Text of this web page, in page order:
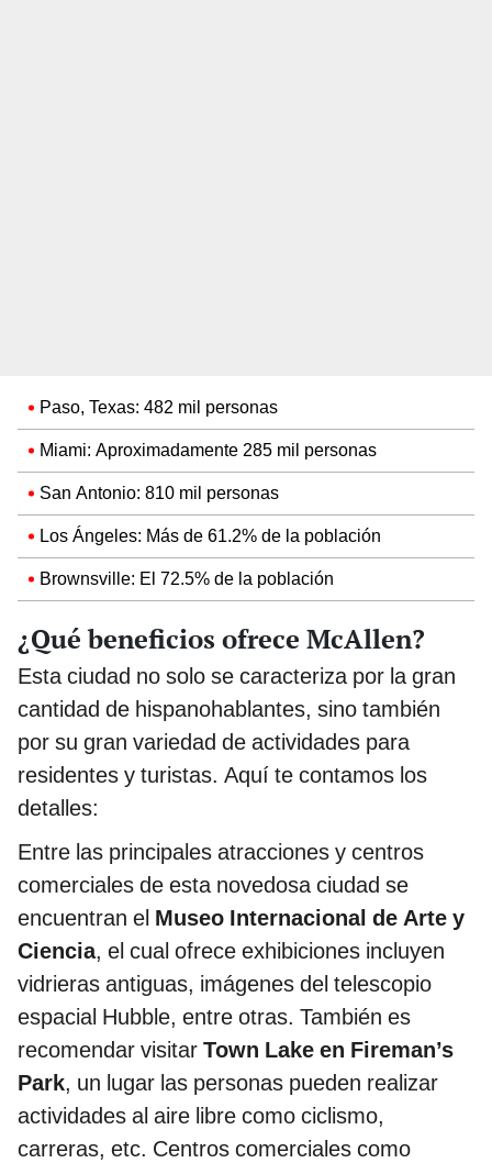
Paso, Texas: 482 mil personas
Miami: Aproximadamente 285 mil personas
San Antonio: 810 mil personas
Los Ángeles: Más de 61.2% de la población
Brownsville: El 72.5% de la población
¿Qué beneficios ofrece McAllen?
Esta ciudad no solo se caracteriza por la gran
cantidad de hispanohablantes, sino también
por su gran variedad de actividades para
residentes y turistas. Aquí te contamos los
detalles:
Entre las principales atracciones y centros
comerciales de esta novedosa ciudad se
encuentran el Museo Internacional de Arte y
Ciencia, el cual ofrece exhibiciones incluyen
vidrieras antiguas, imágenes del telescopio
espacial Hubble, entre otras. También es
recomendar visitar Town Lake en Fireman’s
Park, un lugar las personas pueden realizar
actividades al aire libre como ciclismo,
carreras, etc. Centros comerciales como